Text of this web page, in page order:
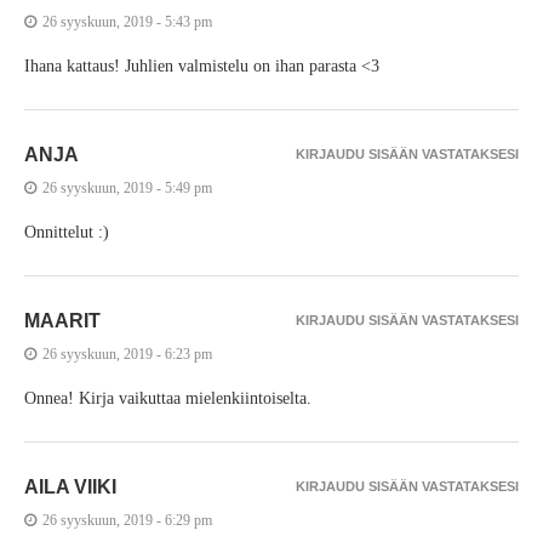
26 syyskuun, 2019 - 5:43 pm
Ihana kattaus! Juhlien valmistelu on ihan parasta <3
ANJA
26 syyskuun, 2019 - 5:49 pm
Onnittelut :)
KIRJAUDU SISÄÄN VASTATAKSESI
MAARIT
26 syyskuun, 2019 - 6:23 pm
Onnea! Kirja vaikuttaa mielenkiintoiselta.
KIRJAUDU SISÄÄN VASTATAKSESI
AILA VIIKI
26 syyskuun, 2019 - 6:29 pm
KIRJAUDU SISÄÄN VASTATAKSESI